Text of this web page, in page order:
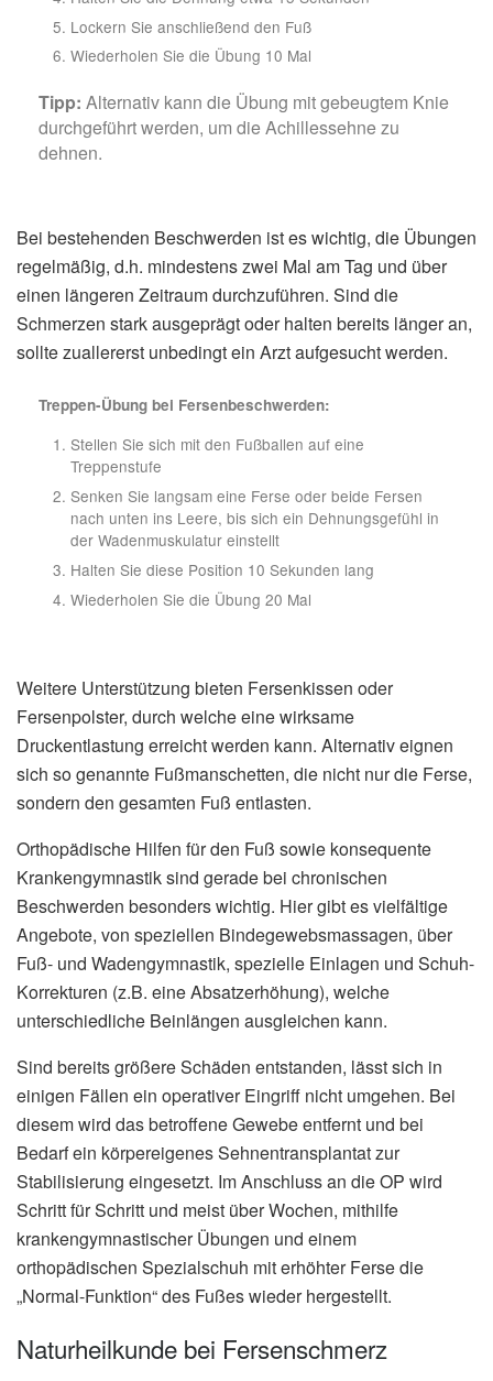
Lockern Sie anschließend den Fuß
Wiederholen Sie die Übung 10 Mal
Tipp: Alternativ kann die Übung mit gebeugtem Knie
durchgeführt werden, um die Achillessehne zu
dehnen.
Bei bestehenden Beschwerden ist es wichtig, die Übungen
regelmäßig, d.h. mindestens zwei Mal am Tag und über
einen längeren Zeitraum durchzuführen. Sind die
Schmerzen stark ausgeprägt oder halten bereits länger an,
sollte zuallererst unbedingt ein Arzt aufgesucht werden.
Treppen-Übung bei Fersenbeschwerden:
Stellen Sie sich mit den Fußballen auf eine
Treppenstufe
Senken Sie langsam eine Ferse oder beide Fersen
nach unten ins Leere, bis sich ein Dehnungsgefühl in
der Wadenmuskulatur einstellt
Halten Sie diese Position 10 Sekunden lang
Wiederholen Sie die Übung 20 Mal
Weitere Unterstützung bieten Fersenkissen oder
Fersenpolster, durch welche eine wirksame
Druckentlastung erreicht werden kann. Alternativ eignen
sich so genannte Fußmanschetten, die nicht nur die Ferse,
sondern den gesamten Fuß entlasten.
Orthopädische Hilfen für den Fuß sowie konsequente
Krankengymnastik sind gerade bei chronischen
Beschwerden besonders wichtig. Hier gibt es vielfältige
Angebote, von speziellen Bindegewebsmassagen, über
Fuß- und Wadengymnastik, spezielle Einlagen und Schuh-
Korrekturen (z.B. eine Absatzerhöhung), welche
unterschiedliche Beinlängen ausgleichen kann.
Sind bereits größere Schäden entstanden, lässt sich in
einigen Fällen ein operativer Eingriff nicht umgehen. Bei
diesem wird das betroffene Gewebe entfernt und bei
Bedarf ein körpereigenes Sehnentransplantat zur
Stabilisierung eingesetzt. Im Anschluss an die OP wird
Schritt für Schritt und meist über Wochen, mithilfe
krankengymnastischer Übungen und einem
orthopädischen Spezialschuh mit erhöhter Ferse die
„Normal-Funktion“ des Fußes wieder hergestellt.
Naturheilkunde bei Fersenschmerz